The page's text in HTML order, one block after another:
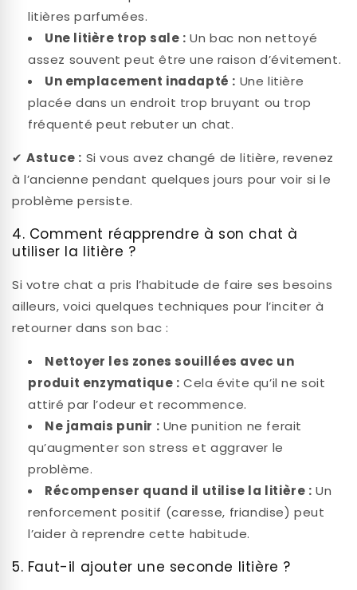
litières parfumées.
Une litière trop sale : Un bac non nettoyé
assez souvent peut être une raison d’évitement.
Un emplacement inadapté : Une litière
placée dans un endroit trop bruyant ou trop
fréquenté peut rebuter un chat.
✔Astuce : Si vous avez changé de litière, revenez
à l’ancienne pendant quelques jours pour voir si le
problème persiste.
4. Comment réapprendre à son chat à
utiliser la litière ?
Si votre chat a pris l’habitude de faire ses besoins
ailleurs, voici quelques techniques pour l’inciter à
retourner dans son bac :
Nettoyer les zones souillées avec un
produit enzymatique : Cela évite qu’il ne soit
attiré par l’odeur et recommence.
Ne jamais punir : Une punition ne ferait
qu’augmenter son stress et aggraver le
problème.
Récompenser quand il utilise la litière : Un
renforcement positif (caresse, friandise) peut
l’aider à reprendre cette habitude.
5. Faut-il ajouter une seconde litière ?